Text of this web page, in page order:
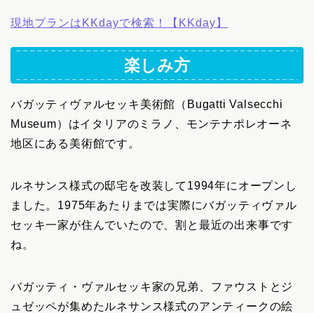
現地プランはKKdayで検索！【KKday】
楽しみ方
バガッティヴァルセッキ美術館（Bugatti Valsecchi
Museum）はイタリアのミラノ、モンテナポレオーネ
地区にある美術館です。
ルネサンス様式の邸宅を改装して1994年にオープンし
ました。1975年あたりまでは実際にバガッティヴァル
セッキ一家が住んでいたので、割と最近の出来事です
ね。
バガッティ・ヴァルセッキ家の兄弟、ファウストとジ
ュゼッペが集めたルネサンス様式のアンティークの絵